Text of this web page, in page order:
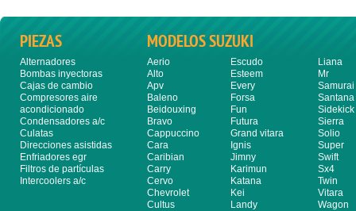
PIEZAS
Alternadores
Bombas inyectoras
Cajas de cambio
Compresores aire
acondicionado
Condensadores a/c
Culatas
Direcciones asistidas
Enfriadores egr
Filtros de partículas
Intercoolers a/c
MODELOS SUZUKI
Aerio
Alto
Apv
Baleno
Beidouxing
Bravo
Cappuccino
Cara
Caribian
Carry
Cervo
Chevrolet
Cultus
Escudo
Esteem
Every
Forsa
Fun
Futura
Grand vitara
Ignis
Jimny
Karimun
Katana
Kei
Landy
Liana
Mr
Samurai
Santana
Sidekick
Sierra
Solio
Super
Swift
Sx4
Twin
Vitara
Wagon